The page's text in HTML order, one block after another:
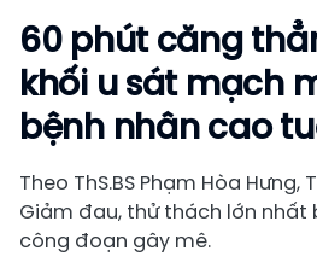
60 phútcăng
khối usát mạch
bệnh nhân cao
Theo ThS.BS Phạm Hòa
Giảm đau, thử thách lớn
công đoạn gây mê.